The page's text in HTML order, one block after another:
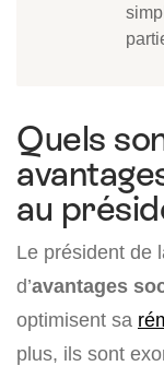
Quels
au
Le président de
d’avantages
optimisent sa
plus, ils sont